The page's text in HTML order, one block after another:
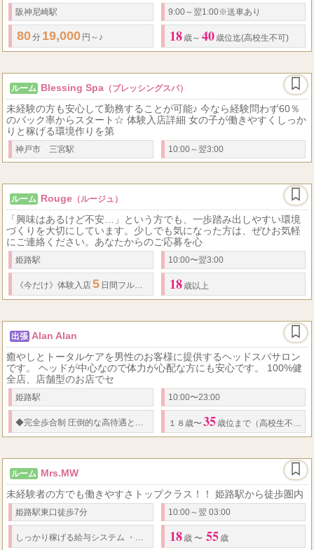
阪神尼崎駅 9:00～翌1:00※送車あり
80分 19,000 円～♪ 18 歳～ 40 歳位迄(高校生不可)
ルーム Blessing Spa （ブレッシングスパ）
未経験の方も安心して勤務することが可能♪ 今なら経験問わず60％
のバック率からスタート☆ 体験入店詳細 女の子が働きやすくしっか
りと稼げる環境作りを第
神戸市 三宮駅 10:00～翌3:00
ルーム Rouge （ルージュ）
「興味はあるけど不安…」という方でも、一歩踏み出しやすい環境
づくりを大切にしています。少しでも気になった方は、ぜひお気軽
にご連絡ください。あなたからのご応募を心
姫路駅 10:00〜翌3:00
《今だけ》体験入店5 日間フルバック！ 日給4万円～ 完全日払い オプション
18 歳以上
出張 Alan Alan
癒やしとトータルケアを男性のお客様に提供するヘッドスパサロン
です。 ヘッドが中心なので体力が心配な方にも安心です。 100%健
全店、店舗型のお店でセ
姫路駅 10:00〜23:00
◆完全歩合制 圧倒的な高待遇と バック率 であなたをお待ちしております！ お
１８歳〜 35 歳位まで（高校生不可）
ルーム Mrs.MW
未経験者の方でも働きやすさトップクラス！！ 姫路駅から徒歩圏内
姫路駅東口徒歩7分 10:00～翌 03:00
しっかり稼げる給与システム ・ 完全歩合制で高収入も目指せる
18 歳 〜 55 歳